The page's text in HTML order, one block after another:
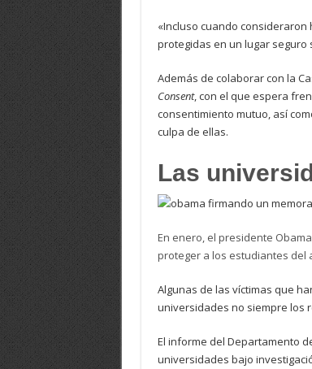
«Incluso cuando
protegidas en un lugar seguro
Además de colaborar con la
Consent, con el que espera
consentimiento mutuo, así
culpa de ellas.
Las
En enero, el presidente
proteger a los estudiantes del
Algunas de las víctimas que
universidades no siempre los
El informe del Departamento
universidades bajo